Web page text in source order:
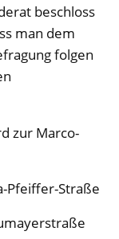
beschloss
man dem
folgen
zur Marco-
Pfeiffer-Straße